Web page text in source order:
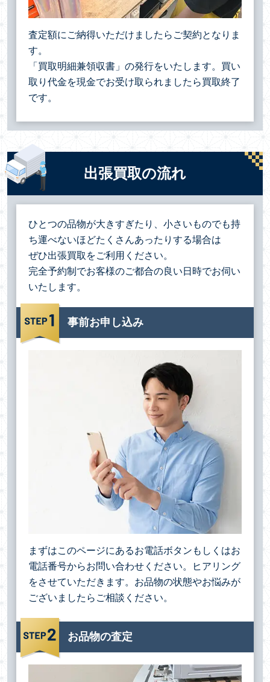
査定額にご納得いただけましたらご契約となりま
す。
「買取明細兼領収書」の発行をいたします。買い
取り代金を現金でお受け取られましたら買取終了
です。
出張買取の流れ
ひとつの品物が大きすぎたり、小さいものでも持
ち運べないほどたくさんあったりする場合は
ぜひ出張買取をご利用ください。
完全予約制でお客様のご都合の良い日時でお伺い
いたします。
事前お申し込み
まずはこのページにあるお電話ボタンもしくはお
電話番号からお問い合わせください。ヒアリング
をさせていただきます。お品物の状態やお悩みが
ございましたらご相談ください。
お品物の査定